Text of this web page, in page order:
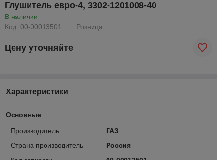
Глушитель евро-4, 3302-1201008-40
В наличии
Код: 00-00013501
Розница
Цену уточняйте
Характеристики
Основные
Производитель
ГАЗ
Страна производитель
Россия